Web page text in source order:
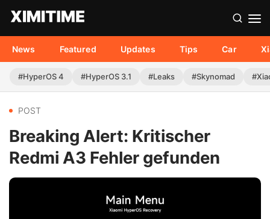
News Featured Updates Tips Car
#HyperOS 4 #HyperOS 3.1 #Leaks #Skynomad
POST
Breaking Alert: Kritischer
Redmi A3 Fehler gefunden